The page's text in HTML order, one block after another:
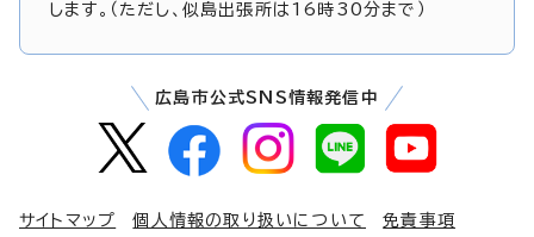
します。（ただし、似島出張所は16時30分まで）
広島市公式SNS情報発信中
サイトマップ 個人情報の取り扱いについて 免責事項